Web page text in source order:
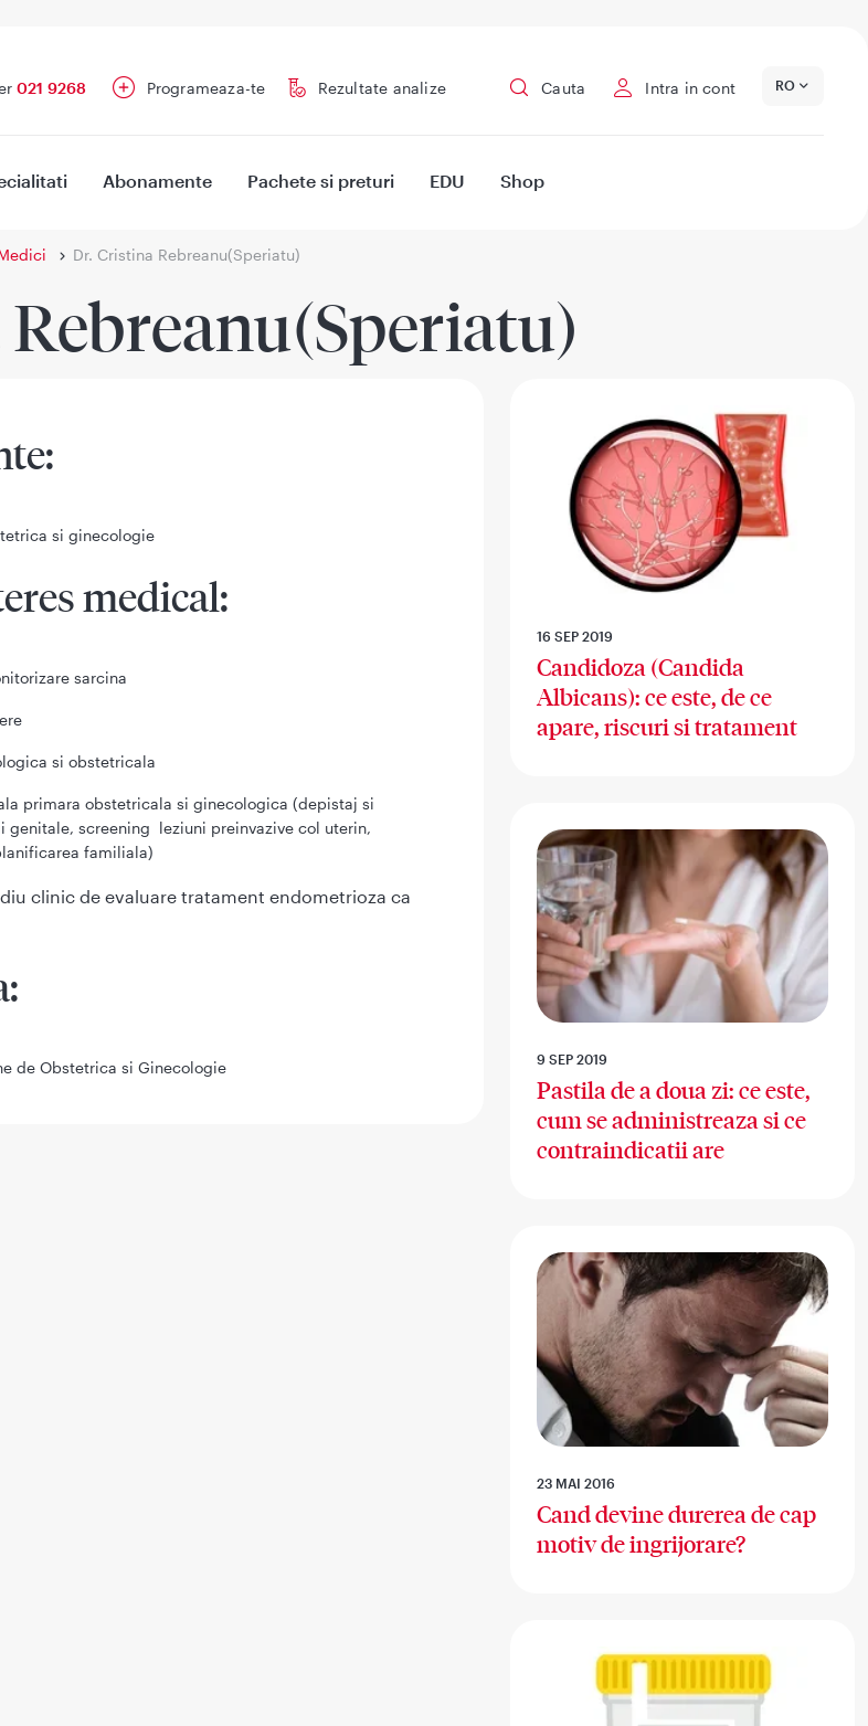
021 9268 Programeaza-te Rezultate analize Cauta Intra in cont RO
Abonamente Pachete si preturi EDU Shop
Dr. Cristina Rebreanu(Speriatu)
si ginecologie
medical:
sarcina
si obstetricala
primara obstetricala si ginecologica (depistaj si
genitale, screening leziuni preinvazive col uterin,
familiala)
clinic de evaluare tratament endometrioza ca
de Obstetrica si Ginecologie
16 SEP 2019
Candidoza (Candida
Albicans): ce este, de ce
apare, riscuri si tratament
9 SEP 2019
Pastila de a doua zi: ce este,
cum se administreaza si ce
contraindicatii are
23 MAI 2016
Cand devine durerea de cap
motiv de ingrijorare?